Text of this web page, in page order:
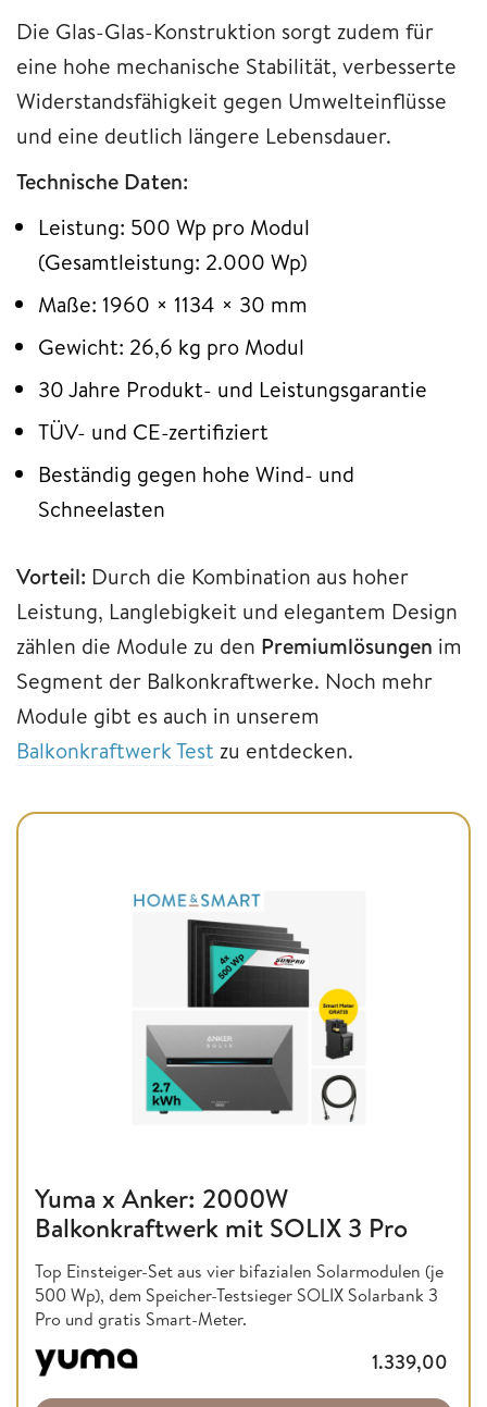
Die Glas-Glas-Konstruktion sorgt zudem für
eine hohe mechanische Stabilität, verbesserte
Widerstandsfähigkeit gegen Umwelteinflüsse
und eine deutlich längere Lebensdauer.
Technische Daten:
Leistung: 500 Wp pro Modul
(Gesamtleistung: 2.000 Wp)
Maße: 1960 × 1134 × 30 mm
Gewicht: 26,6 kg pro Modul
30 Jahre Produkt- und Leistungsgarantie
TÜV- und CE-zertifiziert
Beständig gegen hohe Wind- und
Schneelasten
Vorteil: Durch die Kombination aus hoher
Leistung, Langlebigkeit und elegantem Design
zählen die Module zu den Premiumlösungen im
Segment der Balkonkraftwerke. Noch mehr
Module gibt es auch in unserem
Balkonkraftwerk Test zu entdecken.
Yuma x Anker: 2000W
Balkonkraftwerk mit SOLIX 3 Pro
Top Einsteiger-Set aus vier bifazialen Solarmodulen (je
500 Wp), dem Speicher-Testsieger SOLIX Solarbank 3
Pro und gratis Smart-Meter.
1.339,00